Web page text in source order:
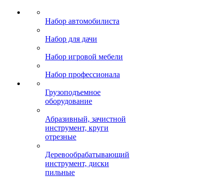
Набор автомобилиста
Набор для дачи
Набор игровой мебели
Набор профессионала
Грузоподъемное
оборудование
Абразивный, зачистной
инструмент, круги
отрезные
Деревообрабатывающий
инструмент, диски
пильные